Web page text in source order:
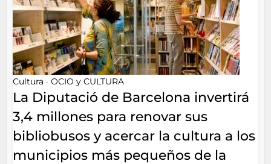
Cultura • OCIO y CULTURA
La Diputació de Barcelona invertirá
3,4 millones para renovar sus
bibliobusos y acercar la cultura a los
municipios más pequeños de la